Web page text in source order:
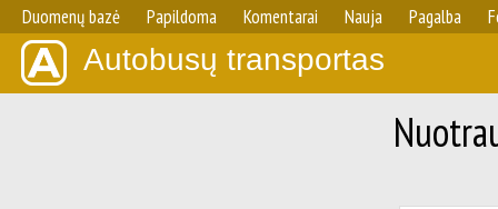
Duomenų bazė Papildoma Komentarai Nauja Pagalba
Autobusų transportas